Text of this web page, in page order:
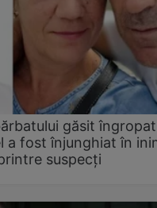
găsit
a fost înjunghiat în
suspecți